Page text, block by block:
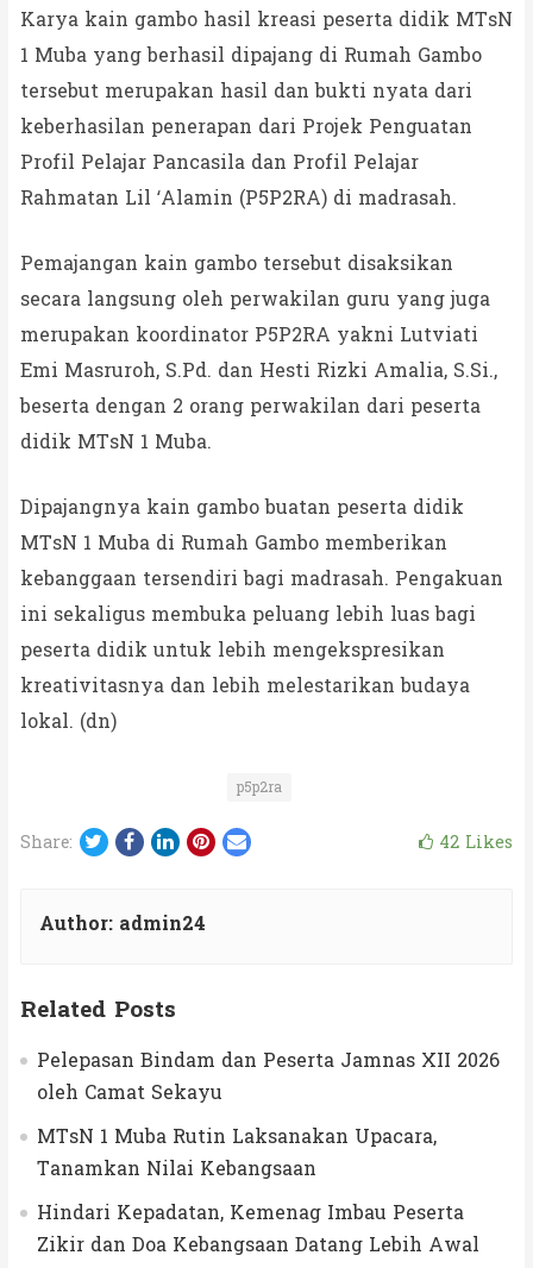
Karya kain gambo hasil kreasi peserta didik MTsN
1 Muba yang berhasil dipajang di Rumah Gambo
tersebut merupakan hasil dan bukti nyata dari
keberhasilan penerapan dari Projek Penguatan
Profil Pelajar Pancasila dan Profil Pelajar
Rahmatan Lil ‘Alamin (P5P2RA) di madrasah.
Pemajangan kain gambo tersebut disaksikan
secara langsung oleh perwakilan guru yang juga
merupakan koordinator P5P2RA yakni Lutviati
Emi Masruroh, S.Pd. dan Hesti Rizki Amalia, S.Si.,
beserta dengan 2 orang perwakilan dari peserta
didik MTsN 1 Muba.
Dipajangnya kain gambo buatan peserta didik
MTsN 1 Muba di Rumah Gambo memberikan
kebanggaan tersendiri bagi madrasah. Pengakuan
ini sekaligus membuka peluang lebih luas bagi
peserta didik untuk lebih mengekspresikan
kreativitasnya dan lebih melestarikan budaya
lokal. (dn)
p5p2ra
Share: Twitter
Facebook
LinkedIn
Pinterest
Email 42 Likes
Author: admin24
Related Posts
Pelepasan Bindam dan Peserta Jamnas XII 2026
oleh Camat Sekayu
MTsN 1 Muba Rutin Laksanakan Upacara,
Tanamkan Nilai Kebangsaan
Hindari Kepadatan, Kemenag Imbau Peserta
Zikir dan Doa Kebangsaan Datang Lebih Awal